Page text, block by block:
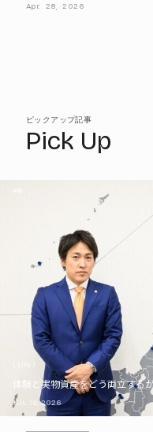
化、最大20万円多くもらうに
Apr. 28, 2026
ピックアップ記事
Pick Up
PR
体験と実物資産をどう両立する
JUL. 16, 2026